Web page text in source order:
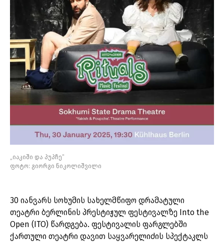
„იაკიში და პუპჩე“
ფოტო: გიორგი ნიკოლიშვილი
30 იანვარს სოხუმის სახელმწიფო დრამატული
თეატრი ბერლინის პრესტიჟულ ფესტივალზე Into the
Open (ITO) წარდგება. ფესტივალის ფარგლებში
ქართული თეატრი დავით საყვარელიძის სპექტაკლს